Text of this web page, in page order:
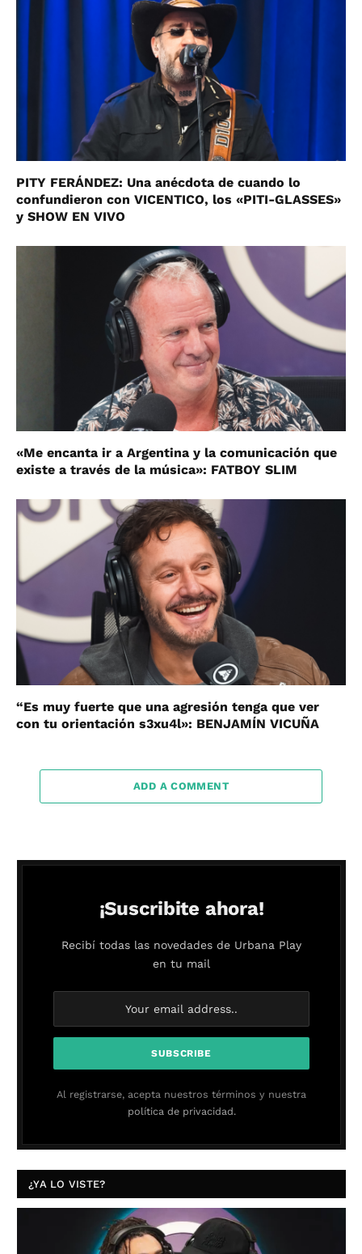
PITY FERÁNDEZ: Una anécdota de cuando lo
confundieron con VICENTICO, los «PITI-GLASSES»
y SHOW EN VIVO
«Me encanta ir a Argentina y la comunicación que
existe a través de la música»: FATBOY SLIM
“Es muy fuerte que una agresión tenga que ver
con tu orientación s3xu4l»: BENJAMÍN VICUÑA
ADD A COMMENT
¡Suscribite ahora!
Recibí todas las novedades de Urbana Play
en tu mail
Al registrarse, acepta nuestros términos y nuestra
política de privacidad.
¿YA LO VISTE?